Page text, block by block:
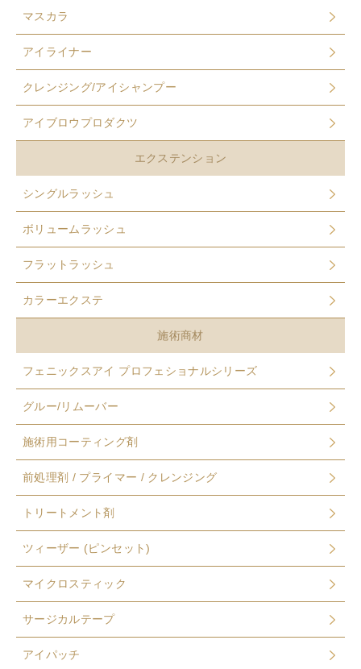
マスカラ
アイライナー
クレンジング/アイシャンプー
アイブロウプロダクツ
エクステンション
シングルラッシュ
ボリュームラッシュ
フラットラッシュ
カラーエクステ
施術商材
フェニックスアイ プロフェショナルシリーズ
グルー/リムーバー
施術用コーティング剤
前処理剤 / プライマー / クレンジング
トリートメント剤
ツィーザー (ピンセット)
マイクロスティック
サージカルテープ
アイパッチ